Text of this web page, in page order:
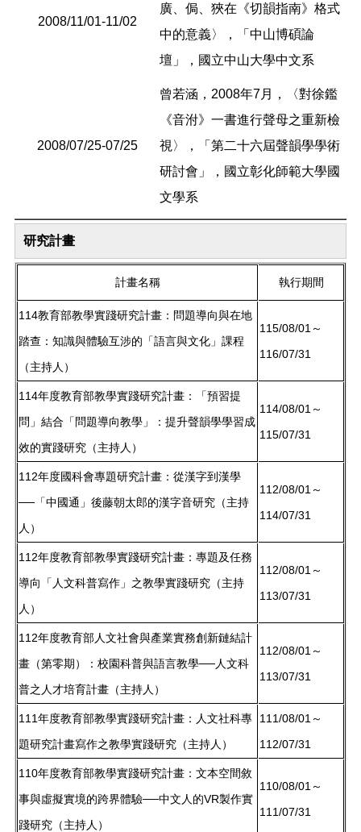
2008/11/01-11/02
廣、侷、狹在《切韻指南》格式
中的意義〉，「中山博碩論
壇」，國立中山大學中文系
2008/07/25-07/25
曾若涵，2008年7月，〈對徐鑑
《音泭》一書進行聲母之重新檢
視〉，「第二十六屆聲韻學學術
研討會」，國立彰化師範大學國
文學系
研究計畫
計畫名稱 執行期間
114教育部教學實踐研究計畫：問題導向與在地
踏查：知識與體驗互涉的「語言與文化」課程
（主持人）
115/08/01～
116/07/31
114年度教育部教學實踐研究計畫：「預習提
問」結合「問題導向教學」：提升聲韻學學習成
效的實踐研究（主持人）
114/08/01～
115/07/31
112年度國科會專題研究計畫：從漢字到漢學
──「中國通」後藤朝太郎的漢字音研究（主持
人）
112/08/01～
114/07/31
112年度教育部教學實踐研究計畫：專題及任務
導向「人文科普寫作」之教學實踐研究（主持
人）
112/08/01～
113/07/31
112年度教育部人文社會與產業實務創新鏈結計
畫（第零期）：校園科普與語言教學──人文科
普之人才培育計畫（主持人）
112/08/01～
113/07/31
111年度教育部教學實踐研究計畫：人文社科專
題研究計畫寫作之教學實踐研究（主持人）
111/08/01～
112/07/31
110年度教育部教學實踐研究計畫：文本空間敘
事與虛擬實境的跨界體驗──中文人的VR製作實
踐研究（主持人）
110/08/01～
111/07/31